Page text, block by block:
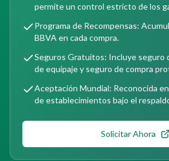
permite un control estricto de los
Programa de Recompensas:
BBVA en cada compra.
Seguros Gratuitos: Incluye seguro
de equipaje y seguro de compra
Aceptación Mundial: Reconocida
de establecimientos bajo el
Solicitar Ahora